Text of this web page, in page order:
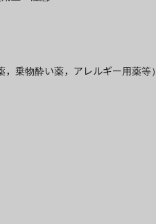
乗物酔い薬，アレルギー用薬等）